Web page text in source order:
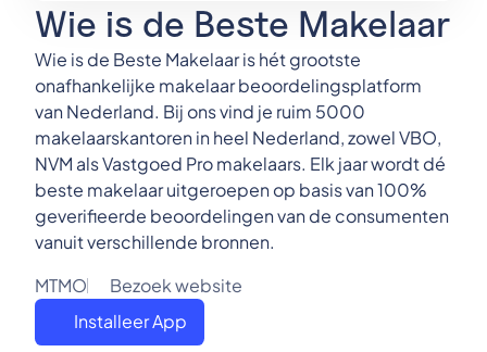
Wie is de Beste Makelaar
Wie is de Beste Makelaar is hét grootste
onafhankelijke makelaar beoordelingsplatform
van Nederland. Bij ons vind je ruim 5000
makelaarskantoren in heel Nederland, zowel VBO,
NVM als Vastgoed Pro makelaars. Elk jaar wordt dé
beste makelaar uitgeroepen op basis van 100%
geverifieerde beoordelingen van de consumenten
vanuit verschillende bronnen.
MTMO
Bezoek website
Installeer App